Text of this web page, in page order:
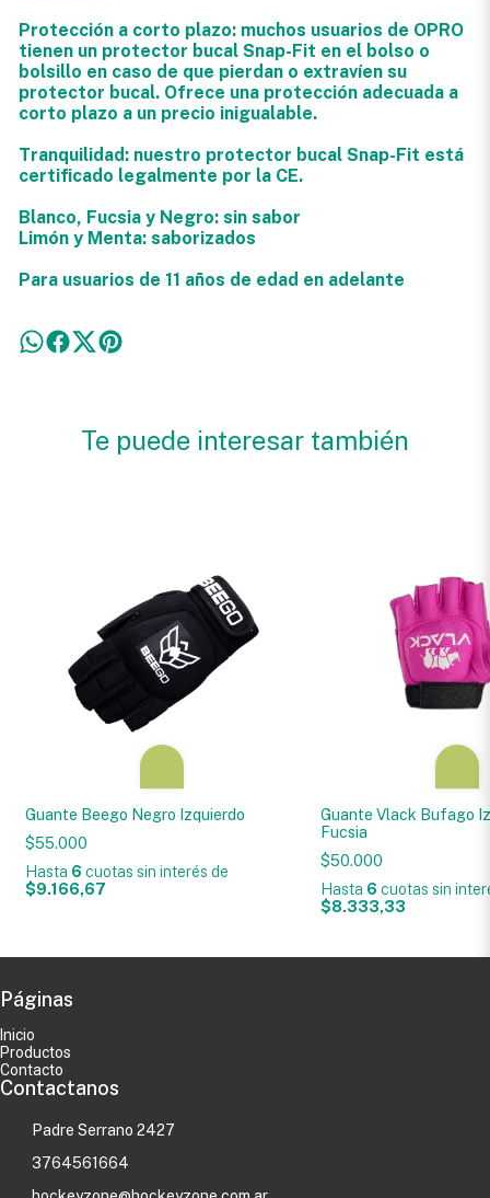
Protección a corto plazo: muchos usuarios de OPRO
tienen un protector bucal Snap-Fit en el bolso o
bolsillo en caso de que pierdan o extravíen su
protector bucal. Ofrece una protección adecuada a
corto plazo a un precio inigualable.
Tranquilidad: nuestro protector bucal Snap-Fit está
certificado legalmente por la CE.
Blanco, Fucsia y Negro: sin sabor
Limón y Menta: saborizados
Para usuarios de 11 años de edad en adelante
Te puede interesar también
Guante Beego Negro Izquierdo
$55.000
Hasta 6 cuotas sin interés de
$9.166,67
Guante Vlack Bufago
Fucsia
$50.000
Hasta 6 cuotas sin
$8.333,33
Páginas
Inicio
Productos
Contacto
Contactanos
Padre Serrano 2427
3764561664